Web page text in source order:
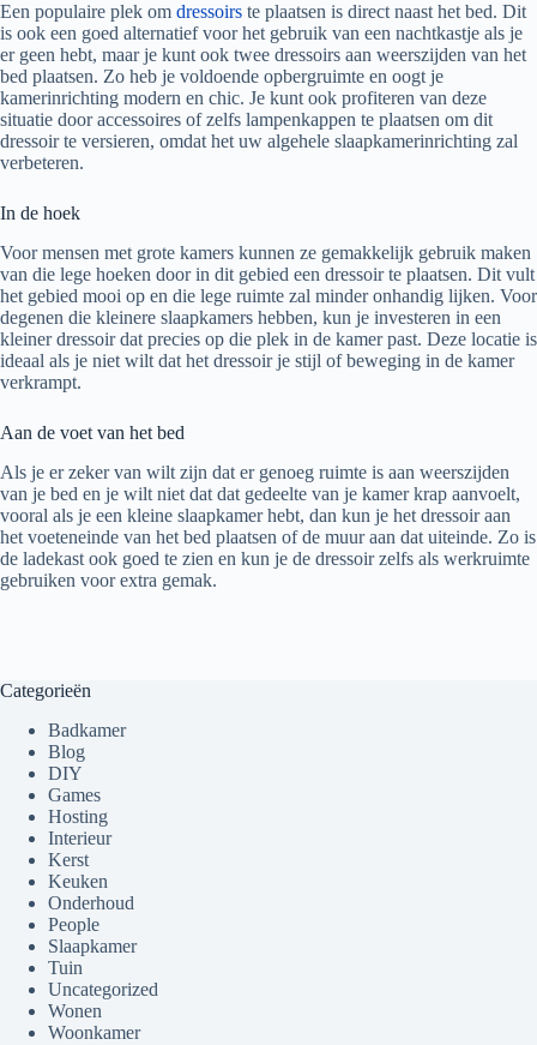
Een populaire plek om ​​dressoirs te plaatsen is direct naast het bed. Dit
is ook een goed alternatief voor het gebruik van een nachtkastje als je
er geen hebt, maar je kunt ook twee dressoirs aan weerszijden van het
bed plaatsen. Zo heb je voldoende opbergruimte en oogt je
kamerinrichting modern en chic. Je kunt ook profiteren van deze
situatie door accessoires of zelfs lampenkappen te plaatsen om dit
dressoir te versieren, omdat het uw algehele slaapkamerinrichting zal
verbeteren.
In de hoek
Voor mensen met grote kamers kunnen ze gemakkelijk gebruik maken
van die lege hoeken door in dit gebied een dressoir te plaatsen. Dit vult
het gebied mooi op en die lege ruimte zal minder onhandig lijken. Voor
degenen die kleinere slaapkamers hebben, kun je investeren in een
kleiner dressoir dat precies op die plek in de kamer past. Deze locatie is
ideaal als je niet wilt dat het dressoir je stijl of beweging in de kamer
verkrampt.
Aan de voet van het bed
Als je er zeker van wilt zijn dat er genoeg ruimte is aan weerszijden
van je bed en je wilt niet dat dat gedeelte van je kamer krap aanvoelt,
vooral als je een kleine slaapkamer hebt, dan kun je het dressoir aan
het voeteneinde van het bed plaatsen of de muur aan dat uiteinde. Zo is
de ladekast ook goed te zien en kun je de dressoir zelfs als werkruimte
gebruiken voor extra gemak.
Categorieën
Badkamer
Blog
DIY
Games
Hosting
Interieur
Kerst
Keuken
Onderhoud
People
Slaapkamer
Tuin
Uncategorized
Wonen
Woonkamer